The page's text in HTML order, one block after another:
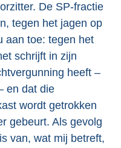
De SP-fractie
tegen het jagen op
aan toe: tegen het
schrijft in zijn
heeft –
en dat die
wordt getrokken
gebeurt. Als gevolg
van, wat mij betreft,